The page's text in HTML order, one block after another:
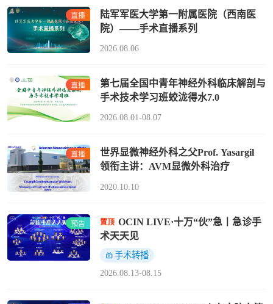
陆军军医大学第一附属医院（西南医
院）——手术直播系列
2026.08.06
第七届全国中青年神经外科临床解剖与
手术技术学习班蛟泷得水7.0
2026.08.01-08.07
世界显微神经外科之父Prof. Yasargil
领衔主讲：AVM显微外科治疗
2020.10.10
置顶 OCIN LIVE·十万“伙”急丨急诊手
术天天见
手术转播
2026.08.13-08.15